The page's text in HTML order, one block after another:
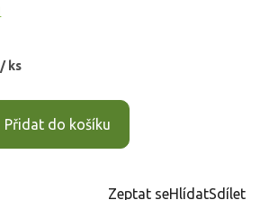
/ ks
Přidat do košíku
Zeptat seHlídatSdílet